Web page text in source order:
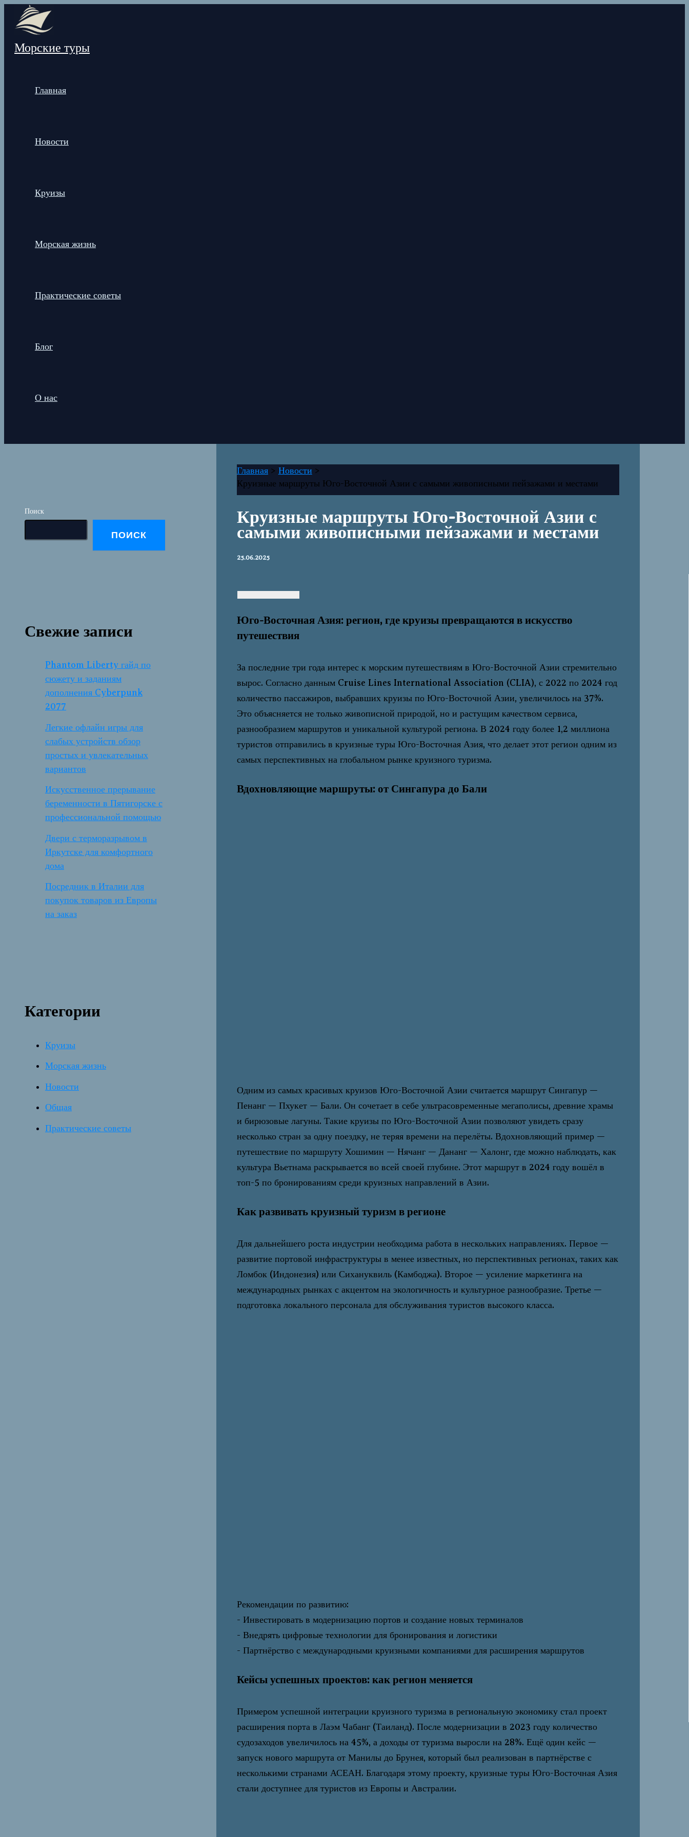
Перейти
содержимому
Морские туры
Главная
Новости
Круизы
Морская жизнь
Практические советы
Блог
О нас
Поиск
ПОИСК
Свежие записи
Phantom Liberty гайд по
сюжету и заданиям
дополнения Cyberpunk
2077
Легкие офлайн игры для
слабых устройств обзор
простых и увлекательных
вариантов
Искусственное прерывание
беременности в Пятигорске с
профессиональной помощью
Двери с терморазрывом в
Иркутске для комфортного
дома
Посредник в Италии для
покупок товаров из Европы
на заказ
Категории
Круизы
Морская жизнь
Новости
Общая
Практические советы
Главная
Новости
Круизные маршруты Юго-Восточной Азии с самыми живописными пейзажами и местами
Круизные маршруты Юго-Восточной Азии с
самыми живописными пейзажами и местами
25.06.2025
Юго-Восточная Азия: регион, где круизы превращаются в искусство
путешествия
За последние три года интерес к морским путешествиям в Юго-Восточной Азии стремительно
вырос. Согласно данным Cruise Lines International Association (CLIA), с 2022 по 2024 год
количество пассажиров, выбравших круизы по Юго-Восточной Азии, увеличилось на 37%.
Это объясняется не только живописной природой, но и растущим качеством сервиса,
разнообразием маршрутов и уникальной культурой региона. В 2024 году более 1,2 миллиона
туристов отправились в круизные туры Юго-Восточная Азия, что делает этот регион одним из
самых перспективных на глобальном рынке круизного туризма.
Вдохновляющие маршруты: от Сингапура до Бали
Одним из самых красивых круизов Юго-Восточной Азии считается маршрут Сингапур —
Пенанг — Пхукет — Бали. Он сочетает в себе ультрасовременные мегаполисы, древние храмы
и бирюзовые лагуны. Такие круизы по Юго-Восточной Азии позволяют увидеть сразу
несколько стран за одну поездку, не теряя времени на перелёты. Вдохновляющий пример —
путешествие по маршруту Хошимин — Нячанг — Дананг — Халонг, где можно наблюдать, как
культура Вьетнама раскрывается во всей своей глубине. Этот маршрут в 2024 году вошёл в
топ-5 по бронированиям среди круизных направлений в Азии.
Как развивать круизный туризм в регионе
Для дальнейшего роста индустрии необходима работа в нескольких направлениях. Первое —
развитие портовой инфраструктуры в менее известных, но перспективных регионах, таких как
Ломбок (Индонезия) или Сихануквиль (Камбоджа). Второе — усиление маркетинга на
международных рынках с акцентом на экологичность и культурное разнообразие. Третье —
подготовка локального персонала для обслуживания туристов высокого класса.
Рекомендации по развитию:
- Инвестировать в модернизацию портов и создание новых терминалов
- Внедрять цифровые технологии для бронирования и логистики
- Партнёрство с международными круизными компаниями для расширения маршрутов
Кейсы успешных проектов: как регион меняется
Примером успешной интеграции круизного туризма в региональную экономику стал проект
расширения порта в Лаэм Чабанг (Таиланд). После модернизации в 2023 году количество
судозаходов увеличилось на 45%, а доходы от туризма выросли на 28%. Ещё один кейс —
запуск нового маршрута от Манилы до Брунея, который был реализован в партнёрстве с
несколькими странами АСЕАН. Благодаря этому проекту, круизные туры Юго-Восточная Азия
стали доступнее для туристов из Европы и Австралии.